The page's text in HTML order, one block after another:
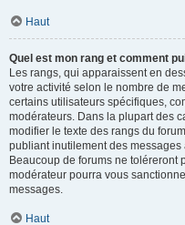
Haut
Quel est mon rang et comment
Les rangs, qui apparaissent en
votre activité selon le nombre de
certains utilisateurs spécifiques,
modérateurs. Dans la plupart des
modifier le texte des rangs du
publiant inutilement des messages
Beaucoup de forums ne toléreront
modérateur pourra vous
messages.
Haut